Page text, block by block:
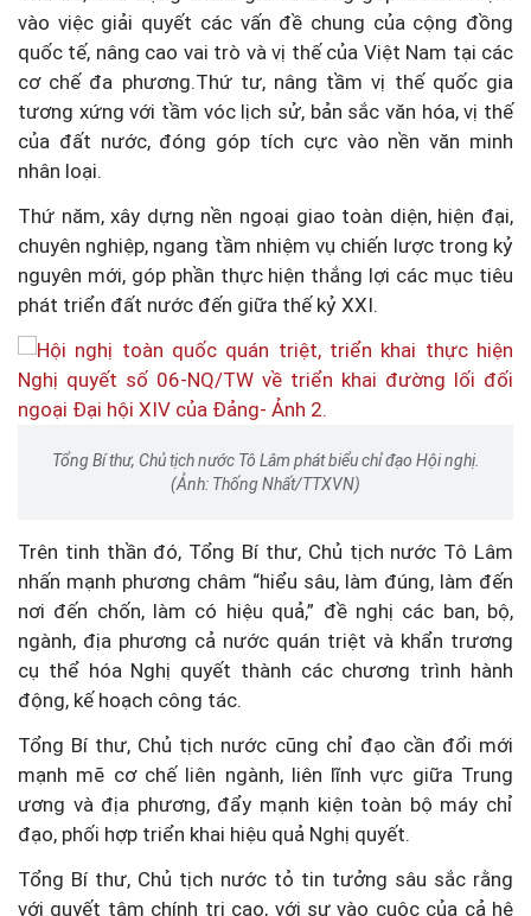
vào việc giải quyết các vấn đề chung của cộng đồng
quốc tế, nâng cao vai trò và vị thế của Việt Nam tại các
cơ chế đa phương.Thứ tư, nâng tầm vị thế quốc gia
tương xứng với tầm vóc lịch sử, bản sắc văn hóa, vị thế
của đất nước, đóng góp tích cực vào nền văn minh
nhân loại.
Thứ năm, xây dựng nền ngoại giao toàn diện, hiện đại,
chuyên nghiệp, ngang tầm nhiệm vụ chiến lược trong kỷ
nguyên mới, góp phần thực hiện thắng lợi các mục tiêu
phát triển đất nước đến giữa thế kỷ XXI.
Tổng Bí thư, Chủ tịch nước Tô Lâm phát biểu chỉ đạo Hội nghị.
(Ảnh: Thống Nhất/TTXVN)
Trên tinh thần đó, Tổng Bí thư, Chủ tịch nước Tô Lâm
nhấn mạnh phương châm “hiểu sâu, làm đúng, làm đến
nơi đến chốn, làm có hiệu quả,” đề nghị các ban, bộ,
ngành, địa phương cả nước quán triệt và khẩn trương
cụ thể hóa Nghị quyết thành các chương trình hành
động, kế hoạch công tác.
Tổng Bí thư, Chủ tịch nước cũng chỉ đạo cần đổi mới
mạnh mẽ cơ chế liên ngành, liên lĩnh vực giữa Trung
ương và địa phương, đẩy mạnh kiện toàn bộ máy chỉ
đạo, phối hợp triển khai hiệu quả Nghị quyết.
Tổng Bí thư, Chủ tịch nước tỏ tin tưởng sâu sắc rằng
với quyết tâm chính trị cao, với sự vào cuộc của cả hệ